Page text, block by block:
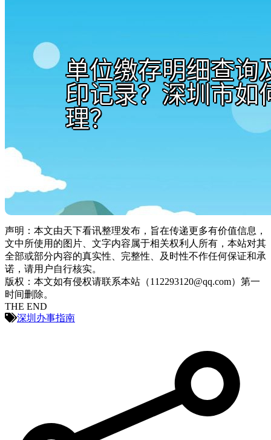
声明：本文由天下看讯整理发布，旨在传递更多有价值信息，
文中所使用的图片、文字内容属于相关权利人所有，本站对其
全部或部分内容的真实性、完整性、及时性不作任何保证和承
诺，请用户自行核实。
版权：本文如有侵权请联系本站（112293120@qq.com）第一
时间删除。
THE END
深圳办事指南